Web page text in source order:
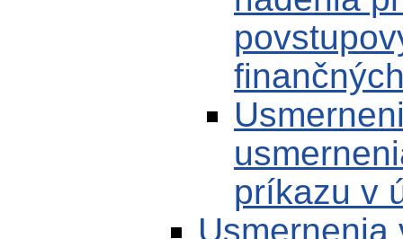
príkazu v
Usmernenia